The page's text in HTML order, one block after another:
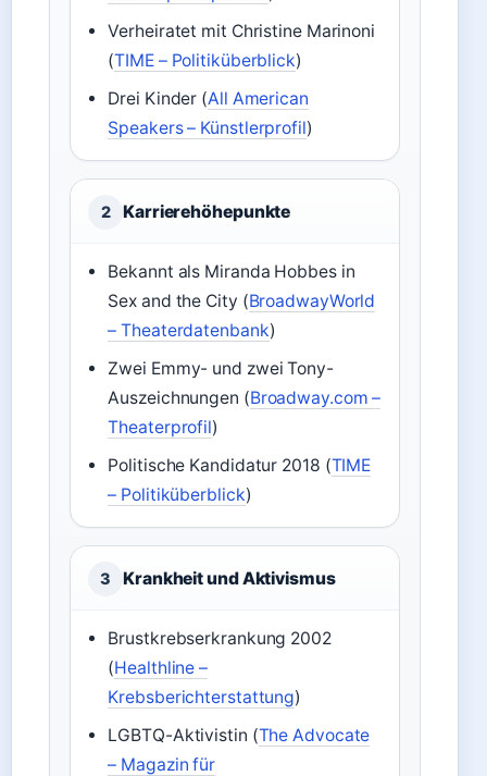
Verheiratet mit Christine Marinoni
(TIME – Politiküberblick)
Drei Kinder (All American
Speakers – Künstlerprofil)
2 Karrierehöhepunkte
Bekannt als Miranda Hobbes in
Sex and the City (BroadwayWorld
– Theaterdatenbank)
Zwei Emmy- und zwei Tony-
Auszeichnungen (Broadway.com –
Theaterprofil)
Politische Kandidatur 2018 (TIME
– Politiküberblick)
3 Krankheit und Aktivismus
Brustkrebserkrankung 2002
(Healthline –
Krebsberichterstattung)
LGBTQ-Aktivistin (The Advocate
– Magazin für